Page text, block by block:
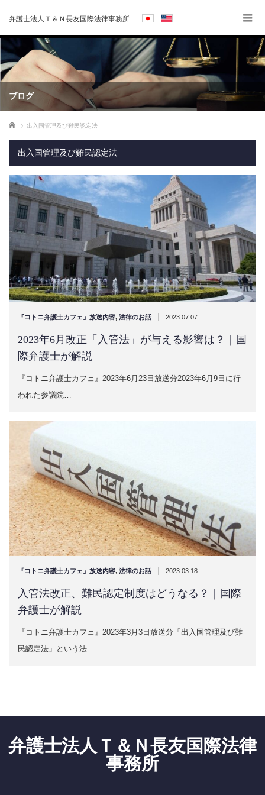
弁護士法人Ｔ＆Ｎ長友国際法律事務所
ブログ
ホーム 出入国管理及び難民認定法
出入国管理及び難民認定法
『コトニ弁護士カフェ』放送内容, 法律のお話 2023.07.07
2023年6月改正「入管法」が与える影響は？｜国
際弁護士が解説
『コトニ弁護士カフェ』2023年6月23日放送分2023年6月9日に行
われた参議院…
『コトニ弁護士カフェ』放送内容, 法律のお話 | 2023.03.18
入管法改正、難民認定制度はどうなる？｜国際
弁護士が解説
『コトニ弁護士カフェ』2023年3月3日放送分「出入国管理及び難
民認定法」という法…
弁護士法人Ｔ＆Ｎ長友国際法律
事務所